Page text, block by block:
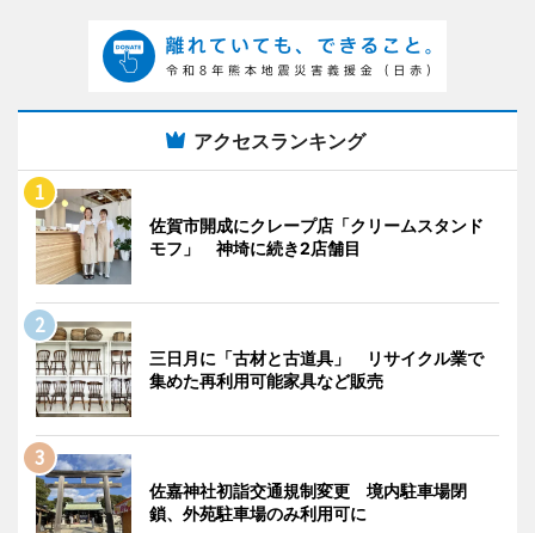
アクセスランキング
佐賀市開成にクレープ店「クリームスタンド
モフ」 神埼に続き2店舗目
三日月に「古材と古道具」 リサイクル業で
集めた再利用可能家具など販売
佐嘉神社初詣交通規制変更 境内駐車場閉
鎖、外苑駐車場のみ利用可に